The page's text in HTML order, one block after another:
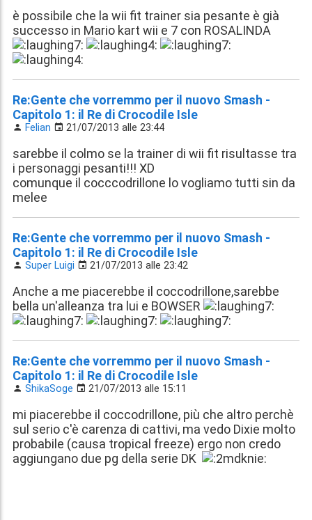
è possibile che la wii fit trainer sia pesante è già
successo in Mario kart wii e 7 con ROSALINDA
Re:Gente che vorremmo per il nuovo Smash -
Capitolo 1: il Re di Crocodile Isle
Felian 21/07/2013 alle 23:44
sarebbe il colmo se la trainer di wii fit risultasse tra
i personaggi pesanti!!! XD
comunque il cocccodrillone lo vogliamo tutti sin da
melee
Re:Gente che vorremmo per il nuovo Smash -
Capitolo 1: il Re di Crocodile Isle
Super Luigi 21/07/2013 alle 23:42
Anche a me piacerebbe il coccodrillone,sarebbe
bella un'alleanza tra lui e BOWSER
Re:Gente che vorremmo per il nuovo Smash -
Capitolo 1: il Re di Crocodile Isle
ShikaSoge 21/07/2013 alle 15:11
mi piacerebbe il coccodrillone, più che altro perchè
sul serio c'è carenza di cattivi, ma vedo Dixie molto
probabile (causa tropical freeze) ergo non credo
aggiungano due pg della serie DK